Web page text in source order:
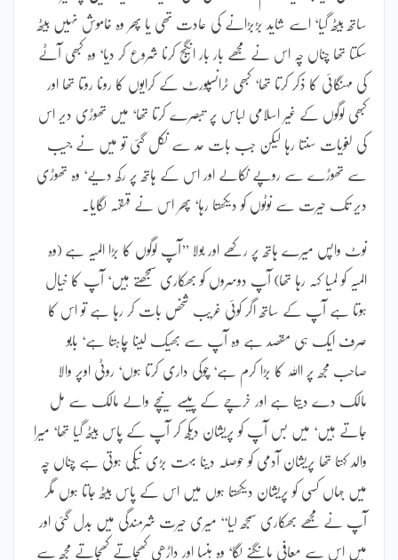
ساتھ بیٹھ گیا‘ اسے شاید بڑبڑانے کی عادت تھی یا پھر وہ خاموش نہیں بیٹھ
سکتا تھا چناں چہ اس نے مجھے بار بار انگیج کرنا شروع کر دیا‘ وہ کبھی آٹے
کی مہنگائی کا ذکر کرتا تھا‘ کبھی ٹرانسپورٹ کے کرایوں کا رونا روتا تھا اور
کبھی لوگوں کے غیر اسلامی لباس پر تبصرے کرتا تھا‘ میں تھوڑی دیر اس
کی لغویات سنتا رہا لیکن جب بات حد سے نکل گئی تو میں نے جیب
سے تھوڑے سے روپے نکالے اور اس کے ہاتھ پر رکھ دیے‘ وہ تھوڑی
دیر تک حیرت سے نوٹوں کو دیکھتا رہا‘ پھر اس نے قہقہہ لگایا۔
نوٹ واپس میرے ہاتھ پر رکھے اور بولا ’’آپ لوگوں کا بڑا المیہ ہے (وہ
المیہ کو لمیا کہہ رہا تھا) آپ دوسروں کو بھکاری سمجھتے ہیں‘ آپ کا خیال
ہوتا ہے آپ کے ساتھ اگر کوئی غریب شخص بات کر رہا ہے تو اس کا
صرف ایک ہی مقصد ہے وہ آپ سے بھیک لینا چاہتا ہے‘ بابو
صاحب مجھ پر اﷲ کا بڑا کرم ہے‘ چوکی داری کرتا ہوں‘ روٹی اوپر والا
مالک دے دیتا ہے اور خرچے کے پیسے نیچے والے مالک سے مل
جاتے ہیں‘ میں بس آپ کو پریشان دیکھ کر آپ کے پاس بیٹھ گیا تھا‘ میرا
والد کہتا تھا پریشان آدمی کو حوصلہ دینا بہت بڑی نیکی ہوتی ہے چناں چہ
میں جہاں کسی کو پریشان دیکھتا ہوں میں اس کے پاس بیٹھ جاتا ہوں مگر
آپ نے مجھے بھکاری سمجھ لیا‘‘ میری حیرت شرمندگی میں بدل گئی اور
میں اس سے معافی مانگنے لگا‘ وہ ہنسا اور داڑھی کھجاتے کھجاتے مجھ سے